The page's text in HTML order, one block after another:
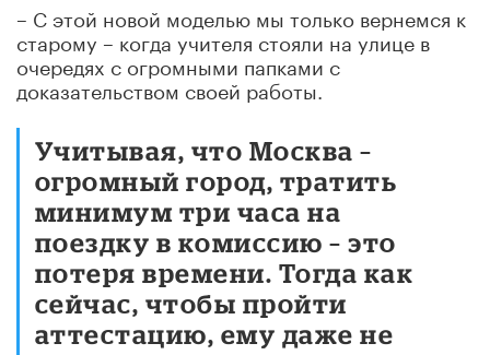
– С этой новой моделью мы только вернемся к
старому – когда учителя стояли на улице в
очередях с огромными папками с
доказательством своей работы.
Учитывая, что Москва –
огромный город, тратить
минимум три часа на
поездку в комиссию – это
потеря времени. Тогда как
сейчас, чтобы пройти
аттестацию, ему даже не